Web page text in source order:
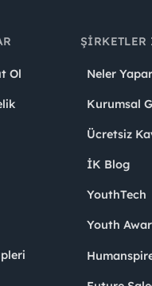
Ol Neler
Kurumsal
Ücretsiz
İK Blog
YouthTech
Youth